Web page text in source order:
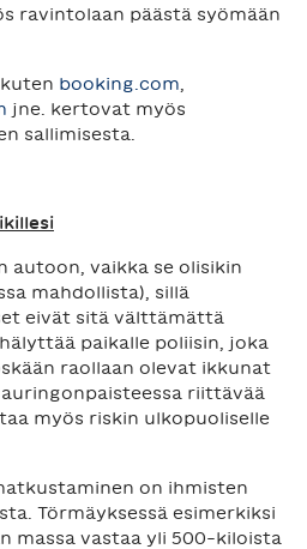
ravintolaan päästä syömään
booking.com
jne. kertovat myös
sallimisesta.
autoon, vaikka se olisikin
mahdollista), sillä
eivät sitä välttämättä
paikalle poliisin, joka
raollaan olevat ikkunat
riittävää
myös riskin ulkopuoliselle
on ihmisten
Törmäyksessä esimerkiksi
massa vastaa yli 500-kiloista